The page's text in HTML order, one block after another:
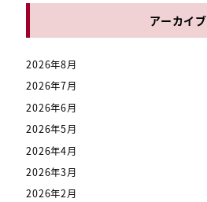
アーカイブ
2026年8月
2026年7月
2026年6月
2026年5月
2026年4月
2026年3月
2026年2月